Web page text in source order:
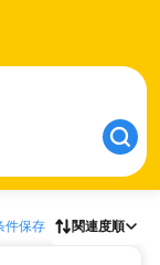
件保存 関連度順